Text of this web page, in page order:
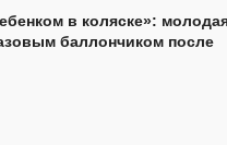
в коляске»:
баллончиком после